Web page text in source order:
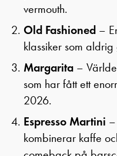
vermouth.
Old Fashioned –
klassiker som
Margarita –
som har fått ett
2026.
Espresso Martini
kombinerar kaffe